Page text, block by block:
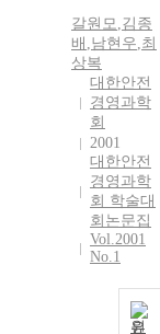
갈원모,김종
배 ,남현우,최
상복
대한안전
경영과학
회
2001
대한안전
경영과학
회 학술대
회논문집
Vol.2001
No.1
원